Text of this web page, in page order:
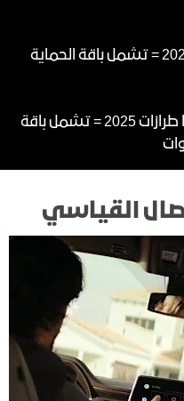
يوكون ويوكون XL طرازات 2025 = تشمل باقة الحماية
أكاديا، كانيون، تيرين وسييرا طرازات 2025 = تشمل باقة